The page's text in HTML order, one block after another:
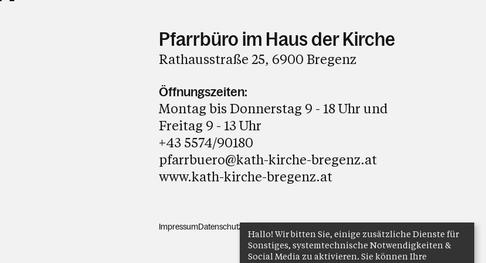
Pfarrbüro im Haus der Kirche
Rathausstraße 25, 6900 Bregenz
Öffnungszeiten:
Montag bis Donnerstag 9 - 18 Uhr und
Freitag 9 - 13 Uhr
+43 5574/90180
pfarrbuero@kath-kirche-bregenz.at
www.kath-kirche-bregenz.at
ImpressumDatenschutz
Hallo! Wir bitten Sie, einige zusätzliche Dienste für
Sonstiges, systemtechnische Notwendigkeiten &
Social Media zu aktivieren. Sie können Ihre